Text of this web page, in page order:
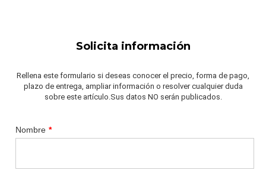
Solicita información
Rellena este formulario si deseas conocer el precio, forma de pago,
plazo de entrega, ampliar información o resolver cualquier duda
sobre este artículo.Sus datos NO serán publicados.
Nombre *